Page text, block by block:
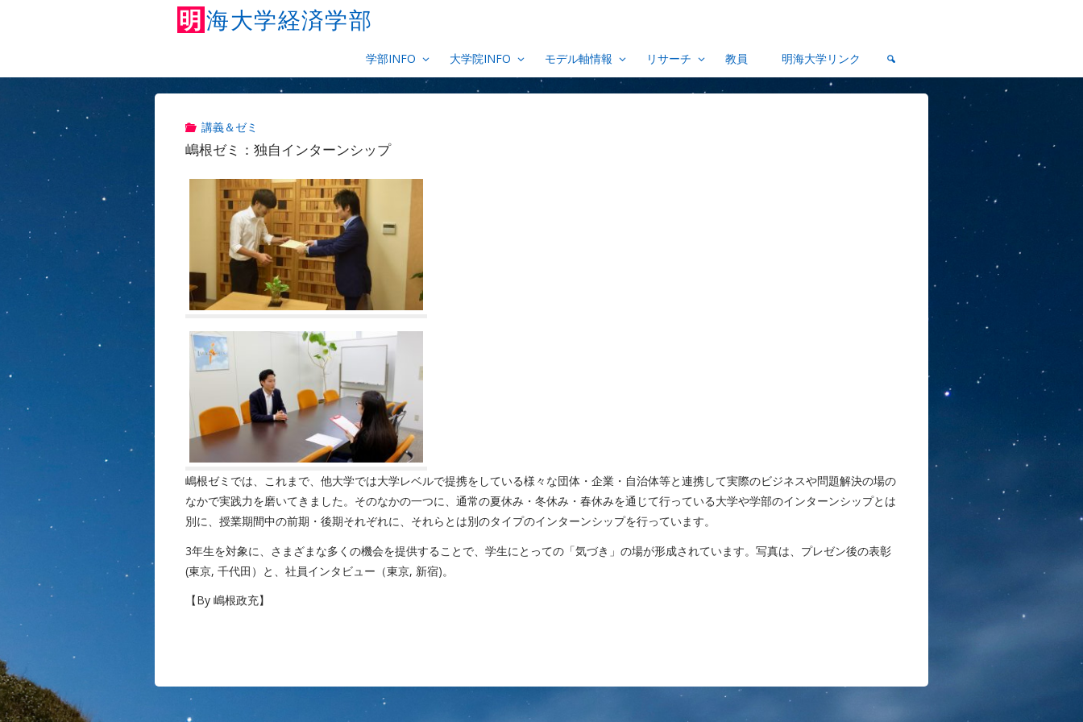
明海大学経済学部
学部INFO 大学院INFO モデル軸情報 リサーチ 教員 明海大学リンク
講義＆ゼミ
嶋根ゼミ：独自インターンシップ
嶋根ゼミでは、これまで、他大学では大学レベルで提携をしている様々な団体・企業・自治体等と連携して実際のビジネスや問題解決の場の
なかで実践力を磨いてきました。そのなかの一つに、通常の夏休み・冬休み・春休みを通じて行っている大学や学部のインターンシップとは
別に、授業期間中の前期・後期それぞれに、それらとは別のタイプのインターンシップを行っています。
3年生を対象に、さまざまな多くの機会を提供することで、学生にとっての「気づき」の場が形成されています。写真は、プレゼン後の表彰
(東京, 千代田）と、社員インタビュー（東京, 新宿)。
【By 嶋根政充】